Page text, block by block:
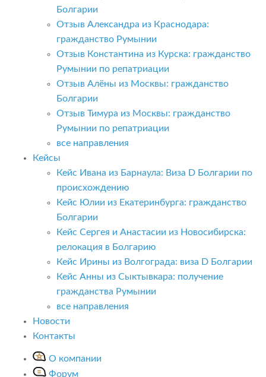
Болгарии
Отзыв Александра из Краснодара:
гражданство Румынии
Отзыв Константина из Курска: гражданство
Румынии по репатриации
Отзыв Алёны из Москвы: гражданство
Болгарии
Отзыв Тимура из Москвы: гражданство
Румынии по репатриации
все направления
Кейсы
Кейс Ивана из Барнаула: Виза D Болгарии по
происхождению
Кейс Юлии из Екатеринбурга: гражданство
Болгарии
Кейс Сергея и Анастасии из Новосибирска:
релокация в Болгарию
Кейс Ирины из Волгограда: виза D Болгарии
Кейс Анны из Сыктывкара: получение
гражданства Румынии
все направления
Новости
Контакты
О компании
Форум